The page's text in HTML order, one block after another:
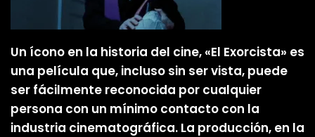
Un ícono en la historia del cine, «El Exorcista» es
una película que, incluso sin ser vista, puede
ser fácilmente reconocida por cualquier
persona con un mínimo contacto con la
industria cinematográfica. La producción, en la